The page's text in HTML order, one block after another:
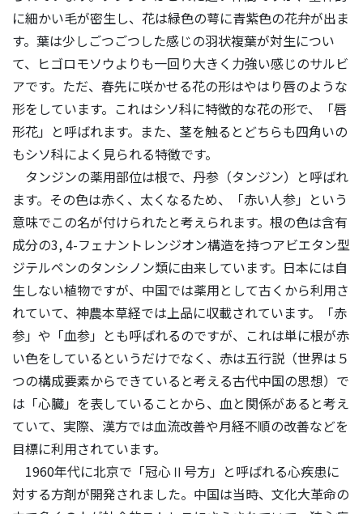
に細かい毛が密生し、花は緑色の萼に青紫色の花弁が出ま
す。葉は少しごつごつした感じの羽状複葉が対生につい
て、ヒゴロモソウよりも一回り大きく力強い感じのサルビ
アです。ただ、春先に咲かせる花の形はやはり唇のような
形をしています。これはシソ科に特徴的な花の形で、「唇
形花」と呼ばれます。また、茎を触るとどちらも四角いの
もシソ科によく見られる特徴です。
タンジンの薬用部位は根で、丹参（タンジン）と呼ばれ
ます。その色は赤く、太くなるため、「赤い人参」という
意味でこの名が付けられたと考えられます。根の色は含有
成分の3, 4-フェナントレンジオン構造を持つアビエタン型
ジテルペンのタンシノン類に由来しています。日本には自
生しない植物ですが、中国では薬用として古くから利用さ
れていて、神農本草経では上品に収載されています。「赤
参」や「血参」とも呼ばれるのですが、これは単に根が赤
い色をしているというだけでなく、赤は五行説（世界は５
つの構成要素からできていると考える古代中国の思想）で
は「心臓」を表していることから、血と関係があると考え
ていて、実際、漢方では血流改善や月経不順の改善などを
目標に利用されています。
1960年代に北京で「冠心Ⅱ号方」と呼ばれる心疾患に
対する方剤が開発されました。中国は当時、文化大革命の